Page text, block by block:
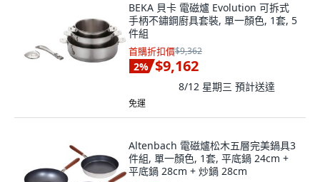
BEKA 貝卡 電磁爐 Evolution 可拆式
手柄不鏽鋼廚具套裝, 單一顏色, 1套, 5
件組
首購折扣價$9,362
2% $9,162
8/12 星期三 預計送達
免運
Altenbach 電磁爐松木五層完美鍋具3
件組, 單一顏色, 1套, 平底鍋 24cm +
平底鍋 28cm + 炒鍋 28cm